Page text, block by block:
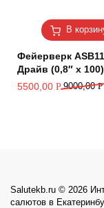
В
Фейерверк
Драйв (0,8″ х 100)
9000,00Р
5500,00 Р
Salutekb.ru © 2026
салютов в